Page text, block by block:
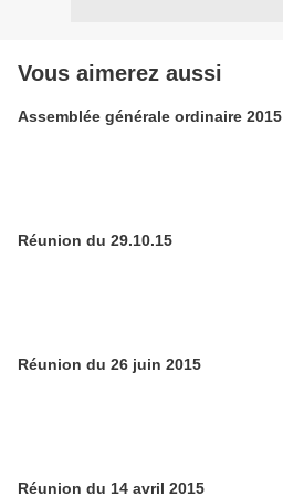
Vous aimerez aussi
Assemblée générale ordinaire 2015
Réunion du 29.10.15
Réunion du 26 juin 2015
Réunion du 14 avril 2015